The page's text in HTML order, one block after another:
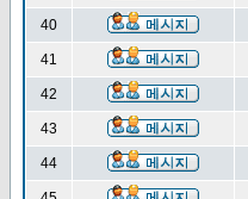
40
41
42
43
44